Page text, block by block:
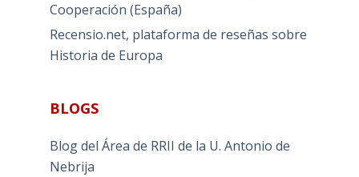
Cooperación (España)
Recensio.net, plataforma de reseñas sobre
Historia de Europa
BLOGS
Blog del Área de RRII de la U. Antonio de
Nebrija